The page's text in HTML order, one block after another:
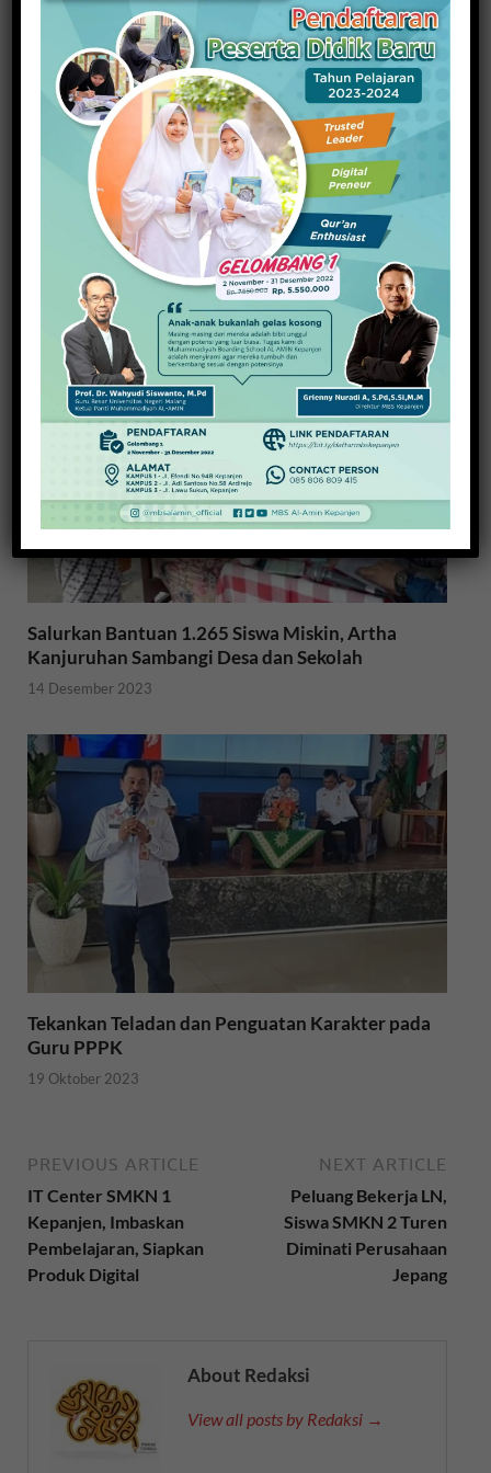
Wujudkan Dukungan Keluarga Sejahtera Bebas
Stunting, BKKBN Sosialisasi Bangga Kencana
15 Desember 2023
Salurkan Bantuan 1.265 Siswa Miskin, Artha
Kanjuruhan Sambangi Desa dan Sekolah
14 Desember 2023
Tekankan Teladan dan Penguatan Karakter pada
Guru PPPK
19 Oktober 2023
PREVIOUS ARTICLE
IT Center SMKN 1
Kepanjen, Imbaskan
Pembelajaran, Siapkan
Produk Digital
NEXT ARTICLE
Peluang Bekerja LN,
Siswa SMKN 2 Turen
Diminati Perusahaan
Jepang
About Redaksi
View all posts by Redaksi →